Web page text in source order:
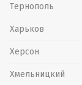
Тернополь
Харьков
Херсон
Хмельницкий